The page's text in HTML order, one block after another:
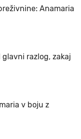
Anamaria
razlog, zakaj
v boju z